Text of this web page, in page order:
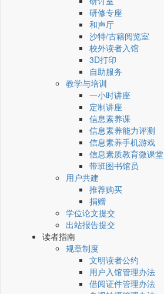
研修专座
和声厅
沙特/古籍阅览室
校外读者入馆
3D打印
自助服务
教学与培训
一小时讲座
定制讲座
信息素养课
信息素养能力评测
信息素养手机游戏
信息素质教育微课堂
带班图书馆员
用户共建
推荐购买
捐赠
学位论文提交
出站报告提交
读者指南
规章制度
文明读者公约
用户入馆管理办法
借阅证件管理办法